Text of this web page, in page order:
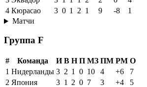
4 Кюрасао 3 0 1 2 1 9 -8
1
Матчи
Группа F
# Команда И В Н П МЗ ПМ РМ О
1 Нидерланды 3 2 1 0 10 4 +6
7
2 Япония 3 1 2 0 7 3 +4
5